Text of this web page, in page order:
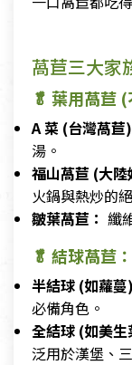
萵苣三大家
🥬 葉用萵苣
A 菜 (台灣萵苣)
湯。
福山萵苣 (大陸
火鍋與熱炒的
皺葉萵苣： 纖
🥬 結球萵苣
半結球 (如蘿蔓)
必備角色。
全結球 (如美生
泛用於漢堡、